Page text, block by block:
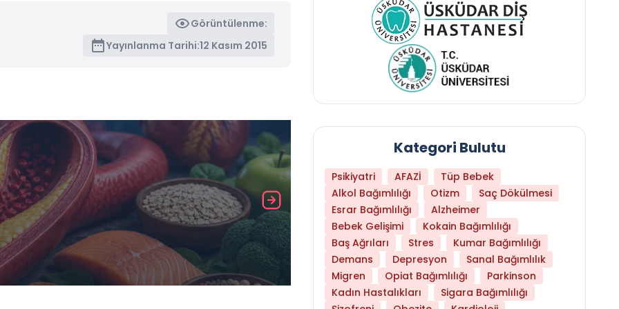
Görüntülenme:
Yayınlanma Tarihi:12 Kasım 2015
Daha Az Protein Tüketmek Yaşlanmayı
Kategori Bulutu
Psikiyatri AFAZİ
Tüp Bebek
Alkol Bağımlılığı
Otizm
Saç Dökülmesi
Esrar Bağımlılığı
Alzheimer
Bebek Gelişimi
Kokain Bağımlılığı
Baş Ağrıları
Stres
Kumar Bağımlılığı
Demans
Depresyon
Sanal Bağımlılık
Migren
Opiat Bağımlılığı
Parkinson
Kadın Hastalıkları
Sigara Bağımlılığı